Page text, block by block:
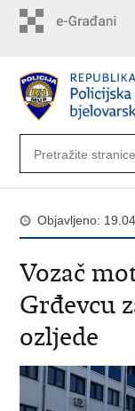
Objavljeno:
Vozač
Grđevcu
ozljede